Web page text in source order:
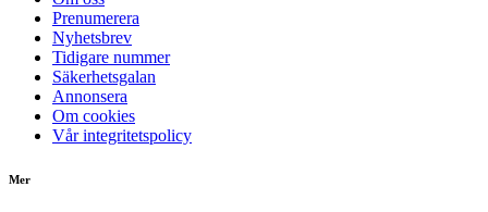
Prenumerera
Nyhetsbrev
Tidigare nummer
Säkerhetsgalan
Annonsera
Om cookies
Vår integritetspolicy
Mer